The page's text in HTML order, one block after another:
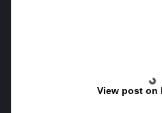
View post on